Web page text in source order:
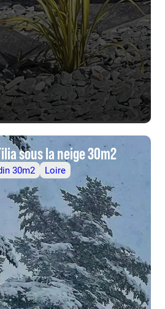
sous la neige 30m2
30m2 Loire